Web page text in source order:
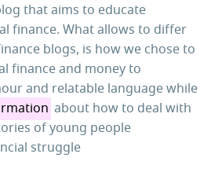
that aims to educate
finance. What allows to differ
blogs, is how we chose to
finance and money to
and relatable language while
about how to deal with
of young people
struggle